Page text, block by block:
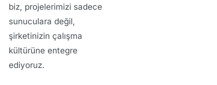
biz, projelerimizi sadece
sunuculara değil,
şirketinizin çalışma
kültürüne entegre
ediyoruz.